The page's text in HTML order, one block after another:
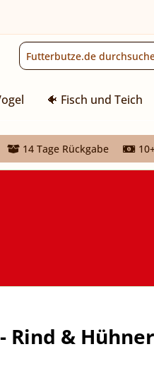
🐠 Fisch und Teich
14 Tage Rückgabe
- Rind &